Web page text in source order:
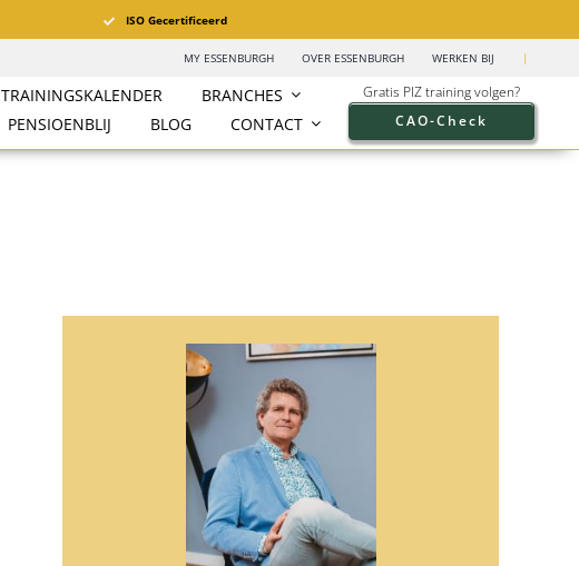
ISO Gecertificeerd
MY ESSENBURGH OVER ESSENBURGH WERKEN BIJ |
TRAININGSKALENDER
BRANCHES
PENSIOENBLIJ BLOG CONTACT
Gratis PIZ training volgen?
CAO-Check